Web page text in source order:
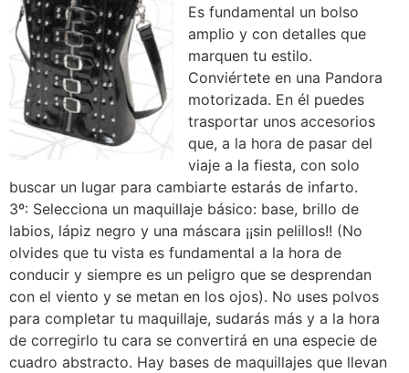
Es fundamental un bolso
amplio y con detalles que
marquen tu estilo.
Conviértete en una Pandora
motorizada. En él puedes
trasportar unos accesorios
que, a la hora de pasar del
viaje a la fiesta, con solo
buscar un lugar para cambiarte estarás de infarto.
3º: Selecciona un maquillaje básico: base, brillo de
labios, lápiz negro y una máscara ¡¡sin pelillos!! (No
olvides que tu vista es fundamental a la hora de
conducir y siempre es un peligro que se desprendan
con el viento y se metan en los ojos). No uses polvos
para completar tu maquillaje, sudarás más y a la hora
de corregirlo tu cara se convertirá en una especie de
cuadro abstracto. Hay bases de maquillajes que llevan